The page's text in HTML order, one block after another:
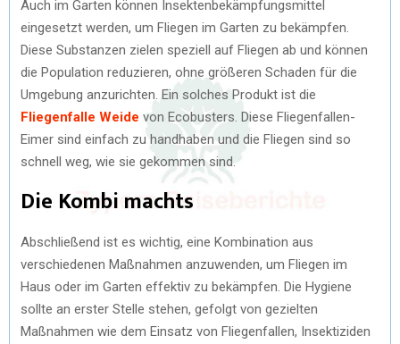
Auch im Garten können Insektenbekämpfungsmittel
eingesetzt werden, um Fliegen im Garten zu bekämpfen.
Diese Substanzen zielen speziell auf Fliegen ab und können
die Population reduzieren, ohne größeren Schaden für die
Umgebung anzurichten. Ein solches Produkt ist die
Fliegenfalle Weide von Ecobusters. Diese Fliegenfallen-
Eimer sind einfach zu handhaben und die Fliegen sind so
schnell weg, wie sie gekommen sind.
Die Kombi machts
Abschließend ist es wichtig, eine Kombination aus
verschiedenen Maßnahmen anzuwenden, um Fliegen im
Haus oder im Garten effektiv zu bekämpfen. Die Hygiene
sollte an erster Stelle stehen, gefolgt von gezielten
Maßnahmen wie dem Einsatz von Fliegenfallen, Insektiziden